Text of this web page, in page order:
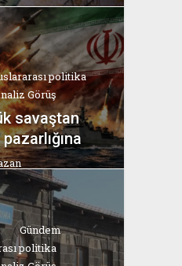
politika
Görüş
savaştan
Ak
Gündem
politika